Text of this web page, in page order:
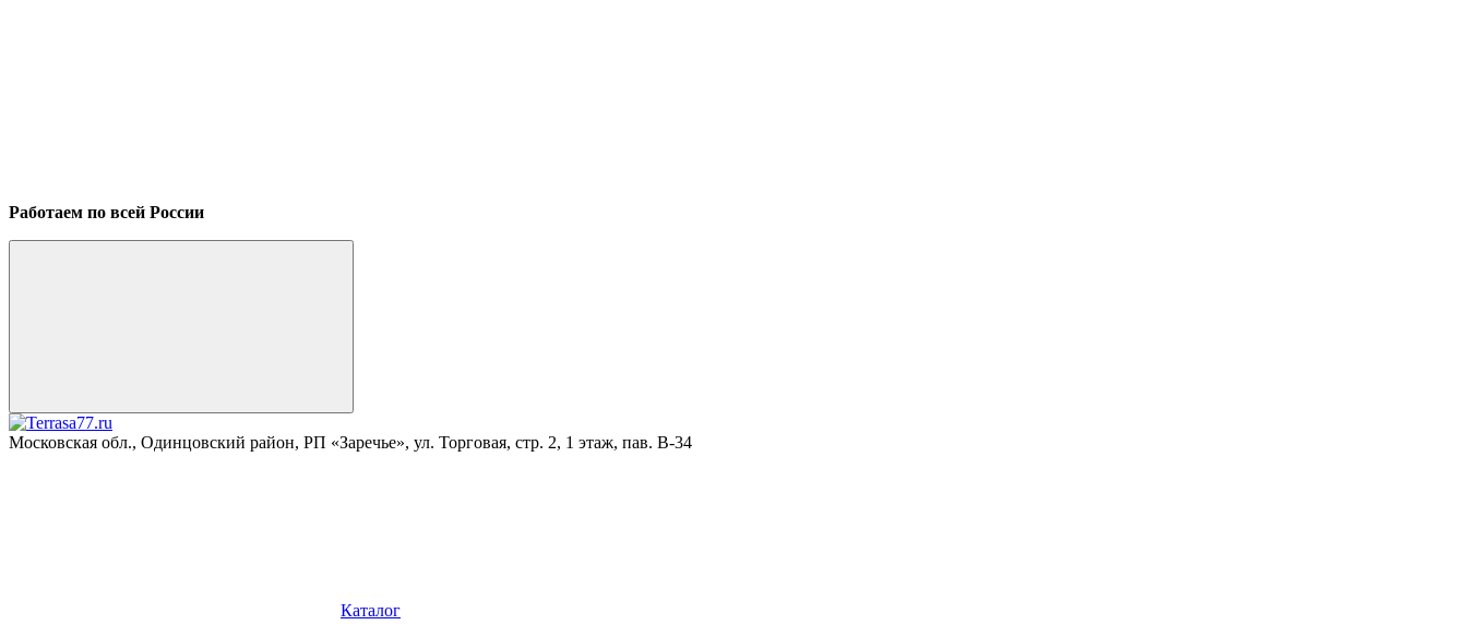
Работаем по всей России
Московская обл., Одинцовский район, РП «Заречье», ул. Торговая, стр. 2, 1 этаж, пав. B-34
Каталог